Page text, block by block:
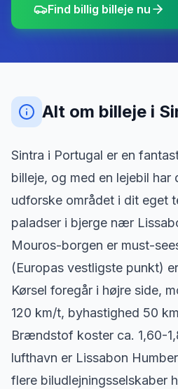
Find billig billeje nu
Alt om billeje i
Sintra i Portugal er en
billeje, og med en lejebil har
udforske området i dit eget
paladser i bjerge nær
Mouros-borgen er must-
(Europas vestligste punkt)
Kørsel foregår i højre side,
120 km/t, byhastighed 50
Brændstof koster ca. 1,60-
lufthavn er Lissabon
flere biludlejningsselskaber